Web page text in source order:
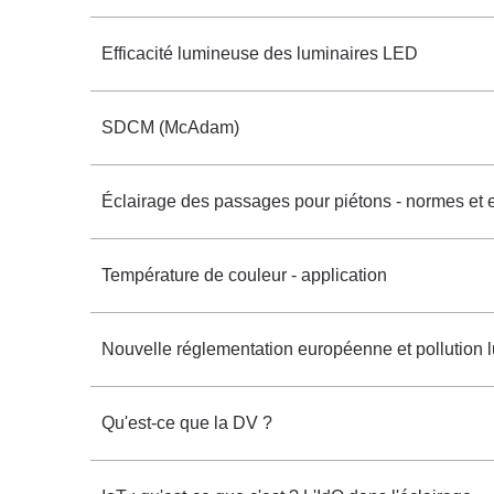
Efficacité lumineuse des luminaires LED
SDCM (McAdam)
Éclairage des passages pour piétons - normes et
Température de couleur - application
Nouvelle réglementation européenne et pollution
Qu'est-ce que la DV ?